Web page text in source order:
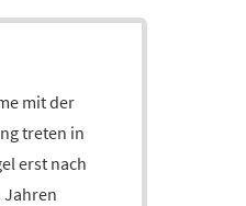
mit der
treten in
erst nach
Jahren